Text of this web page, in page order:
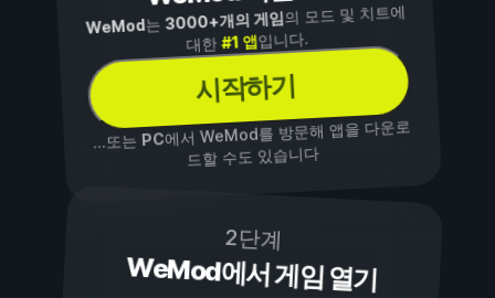
WeMod는3000+개의 게임의 모드 및 치트에
대한#1 앱입니다.
시작하기
...또는PC에서 WeMod를 방문해 앱을 다운로
드할 수도 있습니다
2단계
WeMod에서 게임 열기